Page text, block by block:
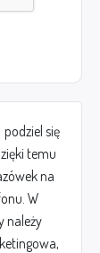
podziel się
temu
na
W
należy